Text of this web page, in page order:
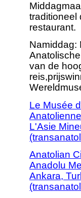
traditioneel
restaurant.
Namiddag:
van de
Le Musée
L'Asie
Anatolian
Anadolu
Ankara,